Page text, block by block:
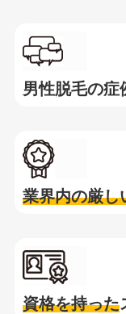
男性脱毛の症
業界内の厳し
資格を持った